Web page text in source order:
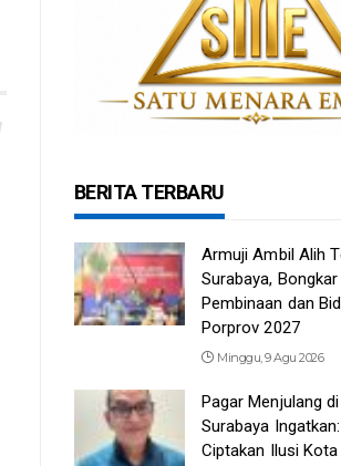
BERITA TERBARU
Armuji Ambil Alih
Surabaya,
Pembinaan dan
Porprov 2027
Minggu, 9 Agu 2026
Pagar Menjulang di
Surabaya
Ciptakan Ilusi